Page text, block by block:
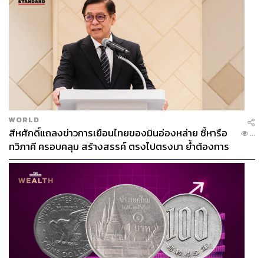
WORLD
สีหศักดิ์แถลงข่าวการเยือนไทยของมินอ่องหล่าย ชี้หารือ
ทวิภาคี ครอบคลุม สร้างสรรค์ ตรงไปตรงมา ย้ำต้องการ
ให้เมียนมากลับสู่อาเซียน
...